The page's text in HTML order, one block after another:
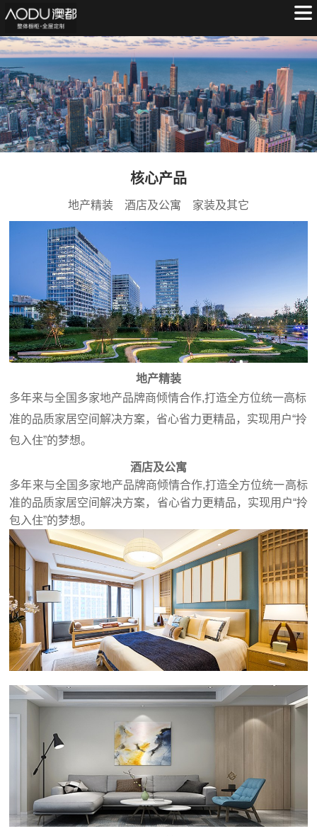
核心产品
地产精装 酒店及公寓 家装及其它
地产精装
多年来与全国多家地产品牌商倾情合作,打造全方位统一高标
准的品质家居空间解决方案，省心省力更精品，实现用户“拎
包入住”的梦想。
酒店及公寓
多年来与全国多家地产品牌商倾情合作,打造全方位统一高标
准的品质家居空间解决方案，省心省力更精品，实现用户“拎
包入住”的梦想。